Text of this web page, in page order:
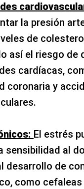
la presión
de
así el riesgo de
cardíacas,
coronaria y
El estrés
sensibilidad al
desarrollo de
como cefaleas